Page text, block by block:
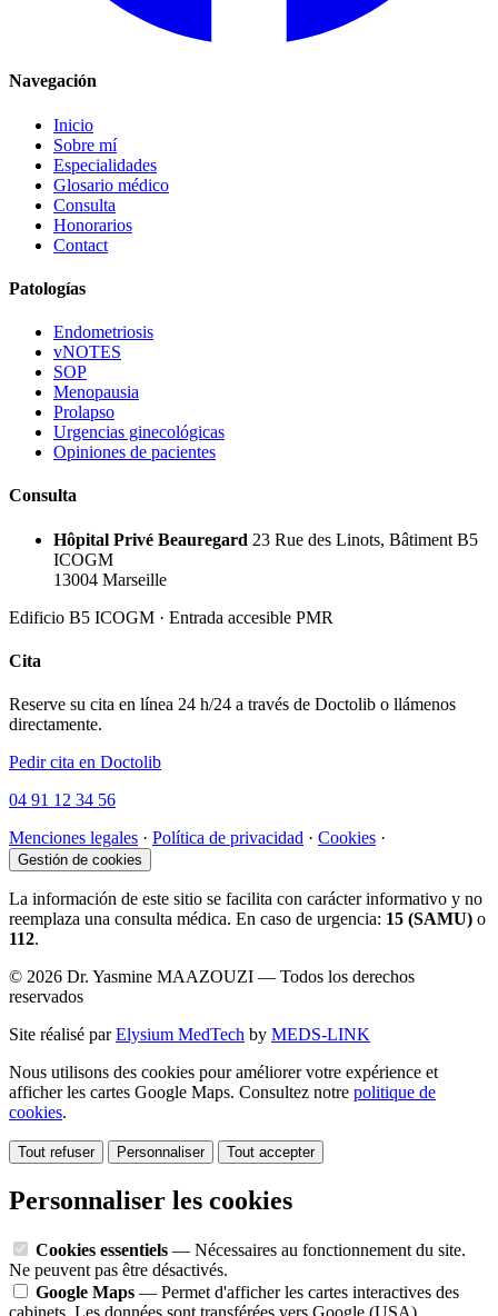
Navegación
Inicio
Sobre mí
Especialidades
Glosario médico
Consulta
Honorarios
Contact
Patologías
Endometriosis
vNOTES
SOP
Menopausia
Prolapso
Urgencias ginecológicas
Opiniones de pacientes
Consulta
Hôpital Privé Beauregard 23 Rue des Linots, Bâtiment B5
ICOGM
13004 Marseille
Edificio B5 ICOGM · Entrada accesible PMR
Cita
Reserve su cita en línea 24 h/24 a través de Doctolib o llámenos
directamente.
Pedir cita en Doctolib
04 91 12 34 56
Menciones legales · Política de privacidad · Cookies ·
Gestión de cookies
La información de este sitio se facilita con carácter informativo y no
reemplaza una consulta médica. En caso de urgencia: 15 (SAMU) o
112.
© 2026 Dr. Yasmine MAAZOUZI — Todos los derechos
reservados
Site réalisé parElysium MedTech by MEDS-LINK
Nous utilisons des cookies pour améliorer votre expérience et
afficher les cartes Google Maps. Consultez notre politique de
cookies.
Tout refuser Personnaliser Tout accepter
Personnaliser les cookies
Cookies essentiels — Nécessaires au fonctionnement du site.
Ne peuvent pas être désactivés.
Google Maps — Permet d'afficher les cartes interactives des
cabinets. Les données sont transférées vers Google (USA).